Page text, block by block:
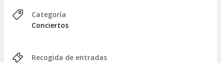
Categoría
Conciertos
Recogida de entradas